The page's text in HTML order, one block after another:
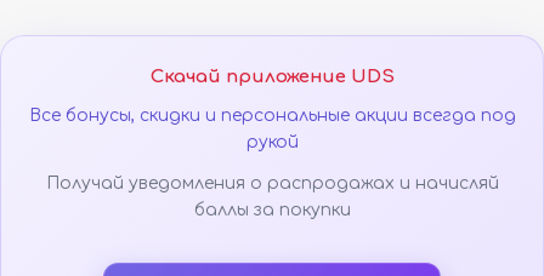
Скачай приложение UDS
Все бонусы, скидки и персональные акции всегда под
рукой
Получай уведомления о распродажах и начисляй
баллы за покупки